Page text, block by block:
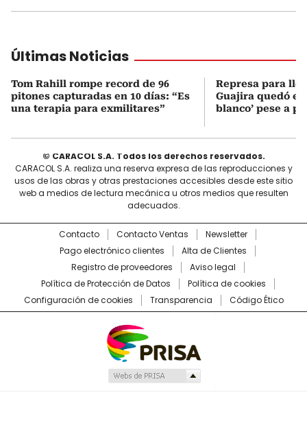
Últimas Noticias
Tom Rahill rompe record de 96
pitones capturadas en 10 días: “Es
una terapia para exmilitares”
Represa para
Guajira quedó en
blanco’ pese a
© CARACOL S.A. Todos los derechos reservados.
CARACOL S.A. realiza una reserva expresa de las reproducciones y
usos de las obras y otras prestaciones accesibles desde este sitio
web a medios de lectura mecánica u otros medios que resulten
adecuados.
Contacto Contacto Ventas
Newsletter
Pago electrónico clientes
Alta de Clientes
Registro de proveedores
Aviso legal
Política de Protección de Datos
Política de cookies
Configuración de cookies
Transparencia Código Ético